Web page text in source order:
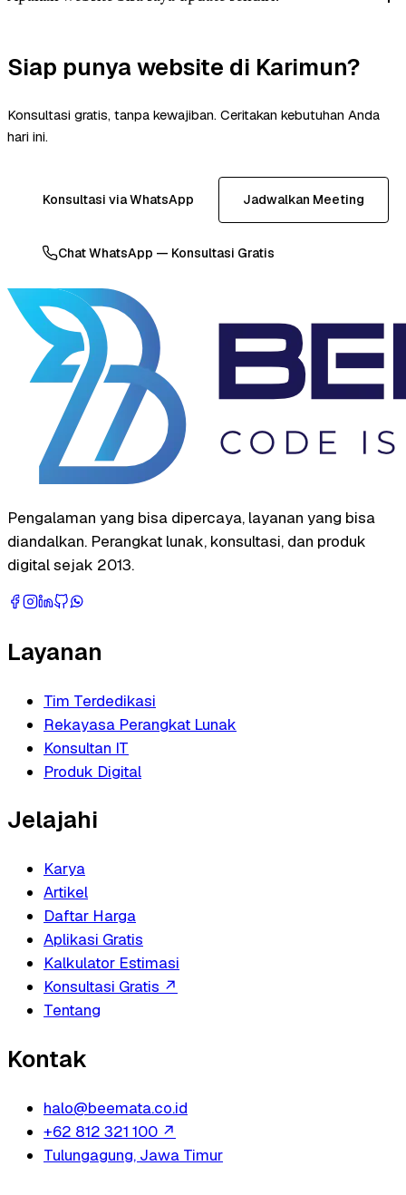
Siap punya website di Karimun?
Konsultasi gratis, tanpa kewajiban. Ceritakan kebutuhan Anda
hari ini.
Konsultasi via WhatsApp Jadwalkan Meeting
Chat WhatsApp — Konsultasi Gratis
Pengalaman yang bisa dipercaya, layanan yang bisa
diandalkan. Perangkat lunak, konsultasi, dan produk
digital sejak 2013.
Layanan
Tim Terdedikasi
Rekayasa Perangkat Lunak
Konsultan IT
Produk Digital
Jelajahi
Karya
Artikel
Daftar Harga
Aplikasi Gratis
Kalkulator Estimasi
Konsultasi Gratis ↗
Tentang
Kontak
halo@beemata.co.id
+62 812 321 100 ↗
Tulungagung, Jawa Timur